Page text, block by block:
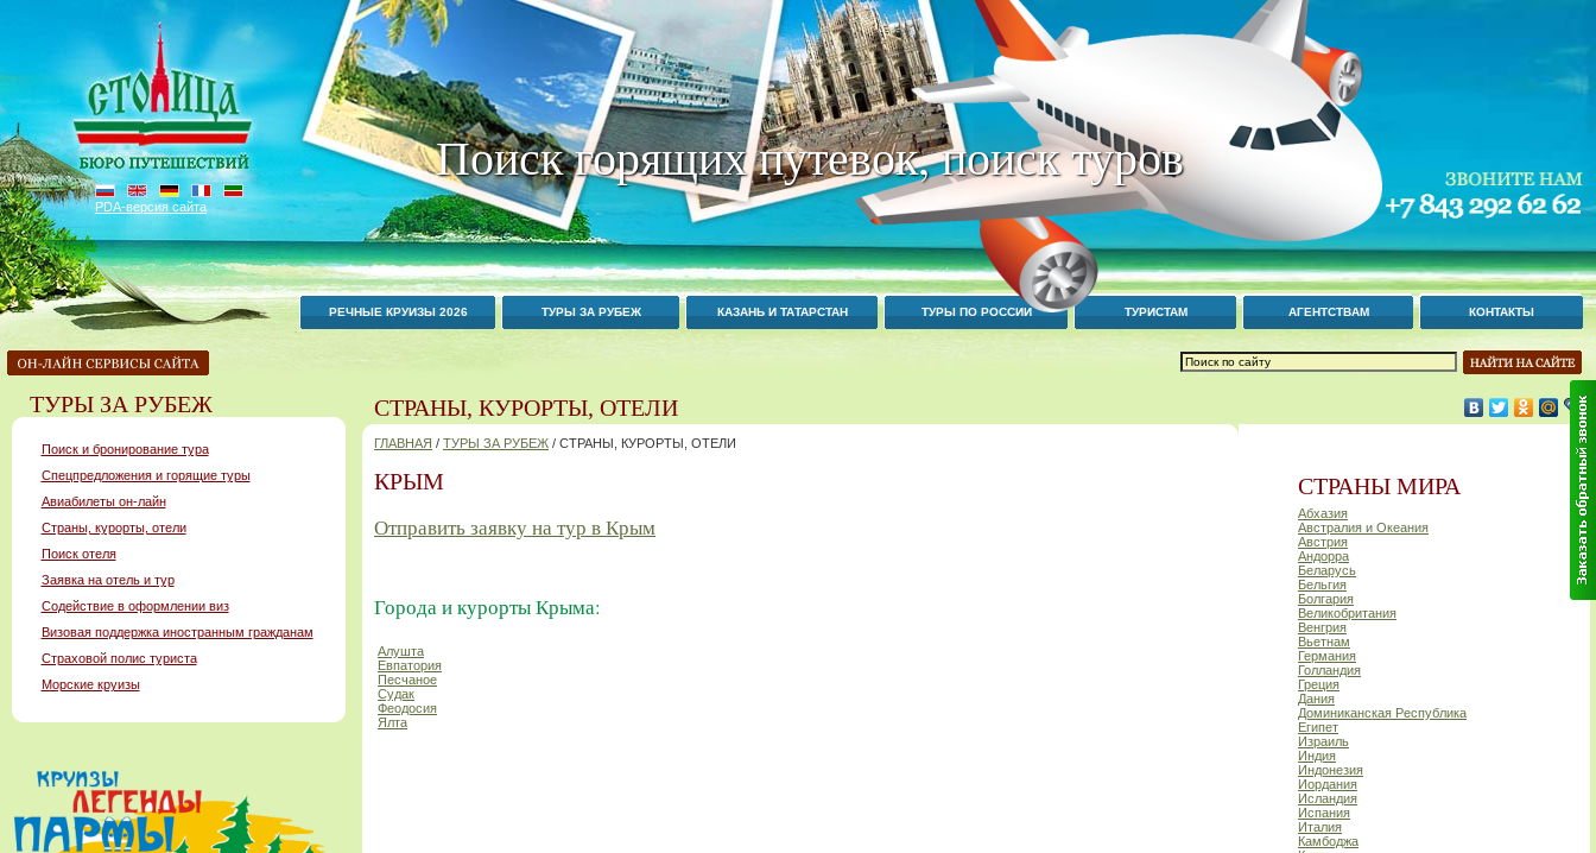
Поиск горящих путевок, поиск туров
PDA-версия сайта
РЕЧНЫЕ КРУИЗЫ 2026 ТУРЫ ЗА РУБЕЖ КАЗАНЬ И ТАТАРСТАН ТУРЫ ПО РОССИИ ТУРИСТАМ АГЕНТСТВАМ КОНТАКТЫ
ТУРЫ ЗА РУБЕЖ
Поиск и бронирование тура
Спецпредложения и горящие туры
Авиабилеты он-лайн
Страны, курорты, отели
Поиск отеля
Заявка на отель и тур
Содействие в оформлении виз
Визовая поддержка иностранным гражданам
Страховой полис туриста
Морские круизы
СТРАНЫ, КУРОРТЫ, ОТЕЛИ
ГЛАВНАЯ / ТУРЫ ЗА РУБЕЖ / СТРАНЫ, КУРОРТЫ, ОТЕЛИ
КРЫМ
Отправить заявку на тур в Крым
Города и курорты Крыма:
Алушта
Евпатория
Песчаное
Судак
Феодосия
Ялта
СТРАНЫ МИРА
Абхазия
Австралия и Океания
Австрия
Андорра
Беларусь
Бельгия
Болгария
Великобритания
Венгрия
Вьетнам
Германия
Голландия
Греция
Дания
Доминиканская Республика
Египет
Израиль
Индия
Индонезия
Иордания
Исландия
Испания
Италия
Камбоджа